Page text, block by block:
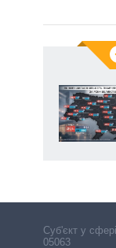
Cуб'єкт у
05063